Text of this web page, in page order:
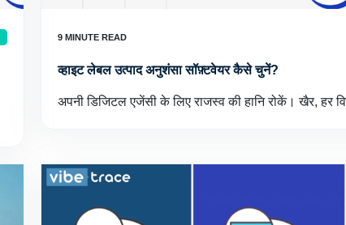
व्हाइट लेबल उत्पाद अनुशंसा सॉफ़्टवेयर कैसे चुनें?
अपनी डिजिटल एजेंसी के लिए राजस्व की हानि रोकें। खैर, हर